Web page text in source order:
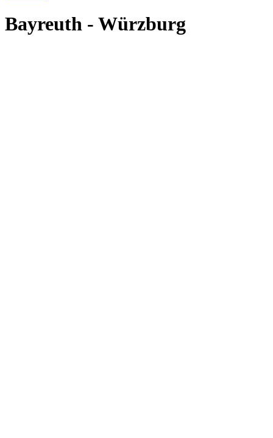
Bayreuth - Würzburg